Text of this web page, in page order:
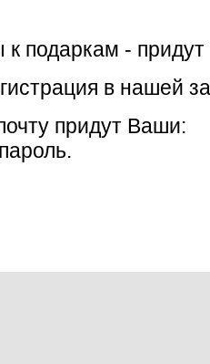
к подаркам -
в нашей
придут Ваши: